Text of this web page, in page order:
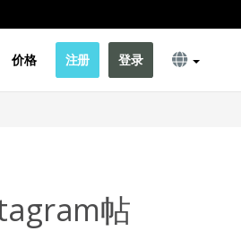
价格 注册 登录
帖